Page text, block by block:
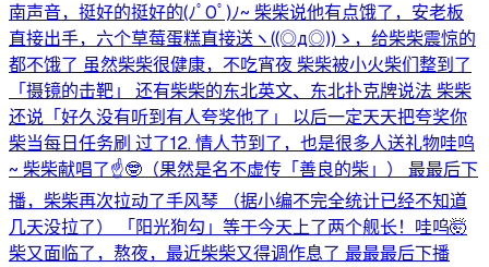
南声音，挺好的挺好的(⁠ﾉﾟ⁠0ﾟ⁠)⁠ﾉ⁠~ 柴柴说他有点饿了，安老板
直接出手，六个草莓蛋糕直接送ヽ⁠(⁠(⁠◎⁠д⁠◎⁠)⁠)⁠ゝ，给柴柴震惊的
都不饿了 虽然柴柴很健康，不吃宵夜 柴柴被小火柴们整到了
「摄镜的击靶」 还有柴柴的东北英文、东北扑克牌说法 柴柴
还说「好久没有听到有人夸奖他了」 以后一定天天把夸奖你
柴当每日任务刷 过了12. 情人节到了，也是很多人送礼物哇呜
~ 柴柴献唱了☝️🤓（果然是名不虚传「善良的柴」） 最最后下
播，柴柴再次拉动了手风琴 （据小编不完全统计已经不知道
几天没拉了） 「阳光狗勾」等于今天上了两个舰长！哇呜🤯
柴又面临了，熬夜，最近柴柴又得调作息了 最最最后下播